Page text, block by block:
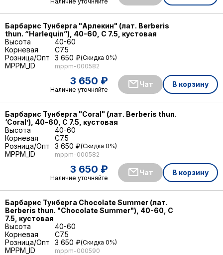
Барбарис Тунберга "Арлекин" (лат. Berberis
thun. “Harlequin”), 40-60, С 7.5, кустовая
Высота
40-60
Корневая
C7.5
Розница/Опт
3 650 ₽ Скидка 0%
3 650 ₽
Наличие уточняйте
Чат В корзину
MPPM_ID mppm-000582
Барбарис Тунберга "Coral" (лат. Berberis thun.
‘Coral’), 40-60, С 7.5, кустовая
Высота
40-60
Корневая
C7.5
Розница/Опт
3 650 ₽ Скидка 0%
3 650 ₽
Наличие уточняйте
Чат В корзину
MPPM_ID mppm-000582
Барбарис Тунберга Chocolate Summer (лат.
Berberis thun. "Chocolate Summer"), 40-60, С
7.5, кустовая
Высота
40-60
Корневая
C7.5
Розница/Опт
3 650 ₽ Скидка 0%
MPPM_ID mppm-000590